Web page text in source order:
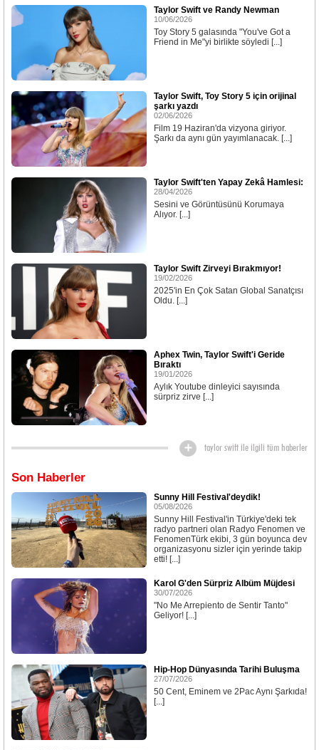
Taylor Swift ve Randy Newman
10/06/2026
Toy Story 5 galasında "You've Got a
Friend in Me"yi birlikte söyledi [...]
Taylor Swift, Toy Story 5 için orijinal
şarkı yazdı
02/06/2026
Film 19 Haziran'da vizyona giriyor.
Şarkı da aynı gün yayımlanacak. [...]
Taylor Swift'ten Yapay Zekâ Hamlesi:
28/04/2026
Sesini ve Görüntüsünü Korumaya
Alıyor. [...]
Taylor Swift Zirveyi Bırakmıyor!
19/02/2026
2025'in En Çok Satan Global Sanatçısı
Oldu. [...]
Aphex Twin, Taylor Swift'i Geride
Bıraktı
19/01/2026
Aylık Youtube dinleyici sayısında
sürpriz zirve [...]
taylor swift ile ilgili tüm haberler
Son Haberler
Sunny Hill Festival'deydik!
05/08/2026
Sunny Hill Festival'in Türkiye'deki tek
radyo partneri olan Radyo Fenomen ve
FenomenTürk ekibi, 3 gün boyunca dev
organizasyonu sizler için yerinde takip
etti! [...]
Karol G'den Sürpriz Albüm Müjdesi
30/07/2026
"No Me Arrepiento de Sentir Tanto"
Geliyor! [...]
Hip-Hop Dünyasında Tarihi Buluşma
27/07/2026
50 Cent, Eminem ve 2Pac Aynı Şarkıda!
[...]